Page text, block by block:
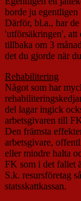
borde ju egentligen
Därför, bl.a., har
'utförsäkringen', att
tillbaka om 3
det du gjorde när
Rehabilitering
Något som har
del lagar ingick
arbetsgivaren till
Den främsta
arbetsgivare,
eller mindre halta
FK som i det fallet
S.k. resursföretag
statsskattkassan.